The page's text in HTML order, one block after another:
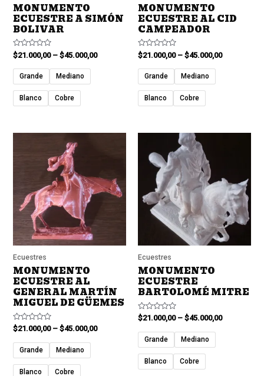
MONUMENTO
ECUESTRE A SIMÓN
BOLIVAR
Valorado
en
0
de
$21.000,00–$45.000,00
Grande Mediano
Blanco Cobre
MONUMENTO
ECUESTRE AL CID
CAMPEADOR
Valorado
en
0
de
$21.000,00– $45.000,00
Grande Mediano
Blanco Cobre
Ecuestres
MONUMENTO
ECUESTRE AL
GENERAL MARTÍN
MIGUEL DE GÜEMES
Valorado
en
0
de
$21.000,00–$45.000,00
Grande Mediano
Blanco Cobre
Ecuestres
MONUMENTO
ECUESTRE
BARTOLOMÉ MITRE
Valorado
en
0
de
$21.000,00– $45.000,00
Grande Mediano
Blanco Cobre